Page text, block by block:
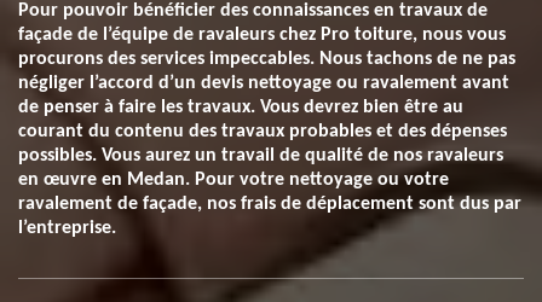
Pour pouvoir bénéficier des connaissances en travaux de
façade de l’équipe de ravaleurs chez Pro toiture, nous vous
procurons des services impeccables. Nous tachons de ne pas
négliger l’accord d’un devis nettoyage ou ravalement avant
de penser à faire les travaux. Vous devrez bien être au
courant du contenu des travaux probables et des dépenses
possibles. Vous aurez un travail de qualité de nos ravaleurs
en œuvre en Medan. Pour votre nettoyage ou votre
ravalement de façade, nos frais de déplacement sont dus par
l’entreprise.